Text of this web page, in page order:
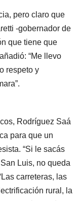
pero claro que
-gobernador de
que tiene que
“Me llevo
respeto y
Rodríguez Saá
para que un
“Si le sacás
Luis, no queda
carreteras, las
rural, la